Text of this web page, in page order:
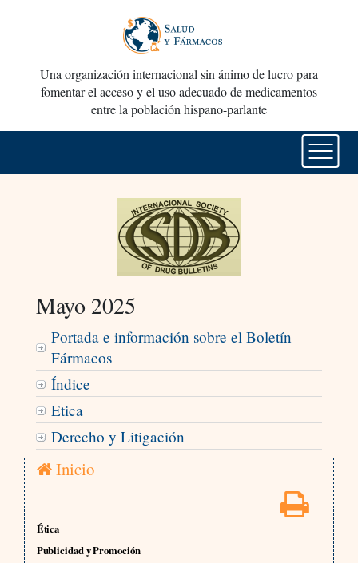
Una organización internacional sin ánimo de lucro para
fomentar el acceso y el uso adecuado de medicamentos
entre la población hispano-parlante
Mayo 2025
Portada e información sobre el Boletín
Fármacos
Índice
Etica
Derecho y Litigación
Inicio
Ética
Publicidad y Promoción